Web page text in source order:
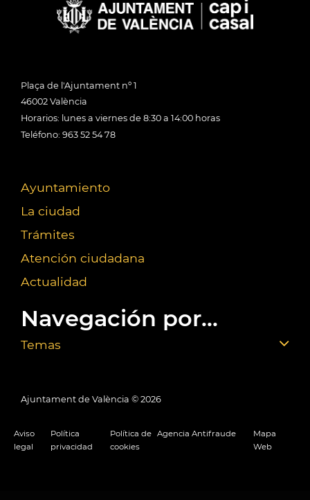
Plaça de l'Ajuntament nº 1
46002 València
Horarios: lunes a viernes de 8:30 a 14:00 horas
Teléfono: 963 52 54 78
Ayuntamiento
La ciudad
Trámites
Atención ciudadana
Actualidad
Navegación por...
Temas
Ajuntament de València © 2026
Aviso
legal
Política
privacidad
Política de
cookies
Agencia Antifraude
Mapa
Web